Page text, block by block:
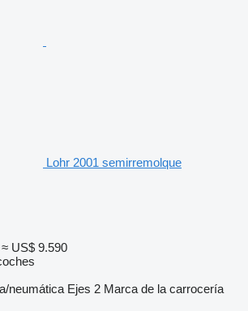
Lohr 2001 semirremolque
≈ US$ 9.590
neumática Ejes 2 Marca de la carrocería